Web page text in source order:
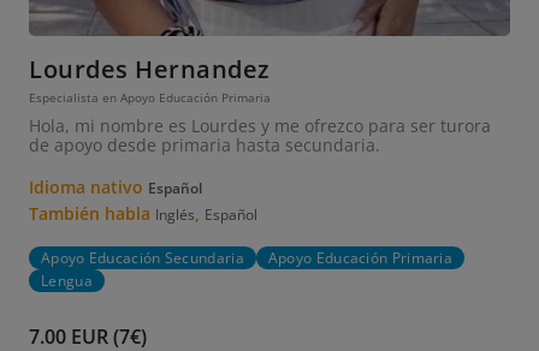
Lourdes Hernandez
Especialista en Apoyo Educación Primaria
Hola, mi nombre es Lourdes y me ofrezco para ser turora
de apoyo desde primaria hasta secundaria.
Idioma nativo Español
También habla Inglés Español
Apoyo Educación Secundaria
Apoyo Educación Primaria
Lengua
7.00 EUR (7€)